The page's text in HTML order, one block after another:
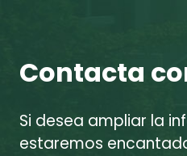
Contacta
Si desea ampliar la
estaremos